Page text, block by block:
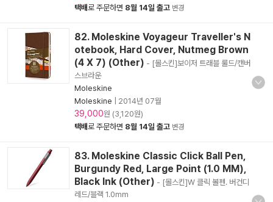
택배로 주문하면 8월 14일 출고 변경
82. Moleskine Voyageur Traveller's N
otebook, Hard Cover, Nutmeg Brown
(4 X 7) (Other) - [몰스킨]보이저 트래블 룰드/캔버
스브라운
Moleskine
Moleskine
2014년 07월
39,000원 (3,120원)
택배로 주문하면 8월 14일 출고 변경
83. Moleskine Classic Click Ball Pen,
Burgundy Red, Large Point (1.0 MM),
Black Ink (Other) - [몰스킨]W 클릭 볼펜. 버건디
레드/블랙 1.0mm